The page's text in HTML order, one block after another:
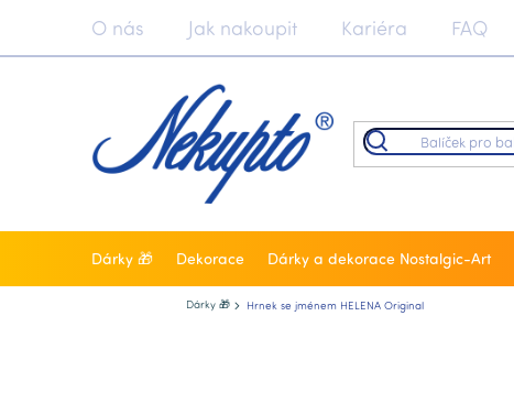
obsah
O nás Jak nakoupit Kariéra FAQ
Dárky 🎁 Dekorace Dárky a dekorace Nostalgic-Art
Dárky 🎁 Hrnek se jménem HELENA Original